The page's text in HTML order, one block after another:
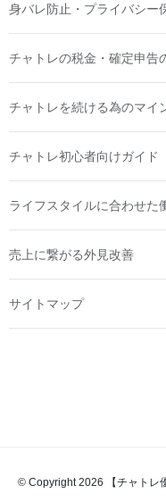
身バレ防止・プライバシー
チャトレの税金・確定申告
チャトレを続ける為のマイ
チャトレ初心者向けガイド
ライフスタイルに合わせた
売上に繋がる外見改善
サイトマップ
© Copyright 2026 【チャトレ